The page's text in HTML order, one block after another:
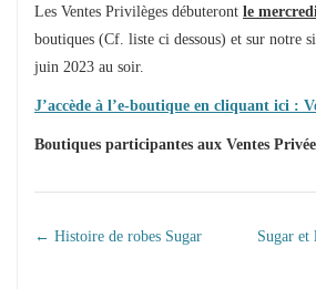
Les Ventes Privilèges débuteront le
boutiques (Cf. liste ci dessous) et sur notre
juin 2023 au soir.
J’accède à l’e-boutique en cliquant ici :
Boutiques participantes aux Ventes
NAVIGATION
← Histoire de robes Sugar
Sugar et